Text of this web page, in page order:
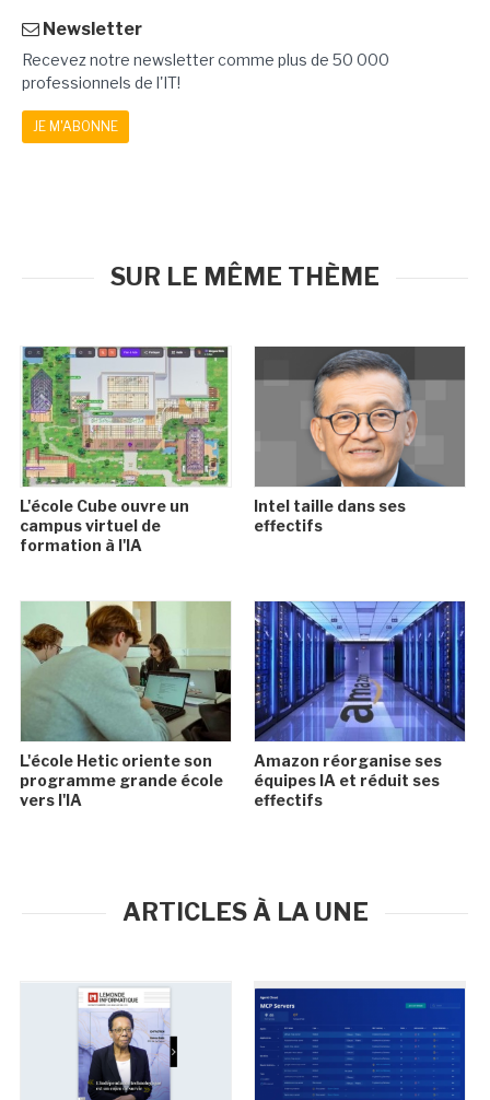
Newsletter
Recevez notre newsletter comme plus de 50 000
professionnels de l'IT!
JE M'ABONNE
SUR LE MÊME THÈME
L'école Cube ouvre un
campus virtuel de
formation à l'IA
Intel taille dans ses
effectifs
L'école Hetic oriente son
programme grande école
vers l'IA
Amazon réorganise ses
équipes IA et réduit ses
effectifs
ARTICLES À LA UNE